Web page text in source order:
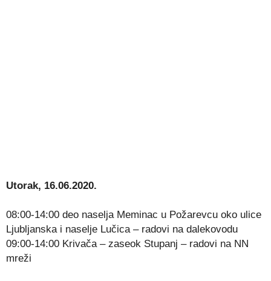
Utorak, 16.06.2020.
08:00-14:00 deo naselja Meminac u Požarevcu oko ulice
Ljubljanska i naselje Lučica – radovi na dalekovodu
09:00-14:00 Krivača – zaseok Stupanj – radovi na NN
mreži